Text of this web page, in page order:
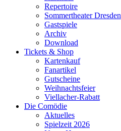
Repertoire
Sommertheater Dresden
Gastspiele
Archiv
Download
Tickets & Shop
Kartenkauf
Fanartikel
Gutscheine
Weihnachtsfeier
Viellacher-Rabatt
Die Comödie
Aktuelles
Spielzeit 2026